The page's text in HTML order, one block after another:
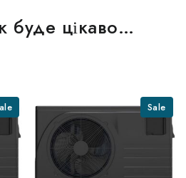
буде цікаво…
Sale